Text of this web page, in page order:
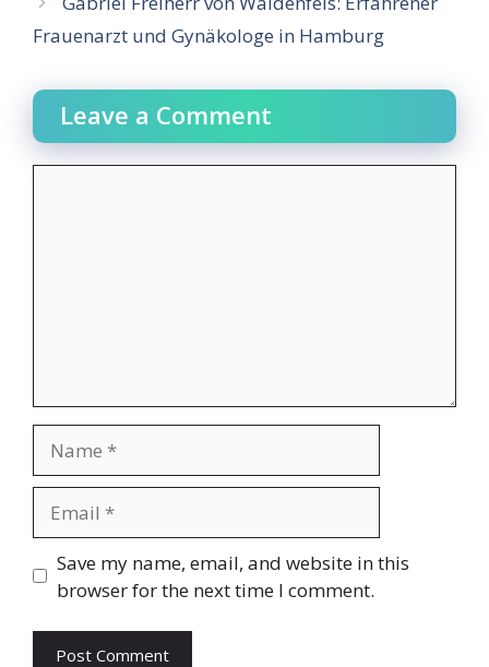
Frauenarzt und Gynäkologe in Hamburg
Leave a Comment
Website
Save my name, email, and website in this
browser for the next time I comment.